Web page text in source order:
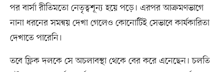
পর বার্সা রীতিমতো নেতৃত্বশূন্য হয়ে পড়ে। এরপর আক্রমণভাগে
নানা ধরনের সমন্বয় দেখা গেলেও কোনোটিই সেভাবে কার্যকারিতা
দেখাতে পারেনি।
তবে ফ্লিক দলকে সে অচলাবস্থা থেকে বের করে এনেছেন। চলতি